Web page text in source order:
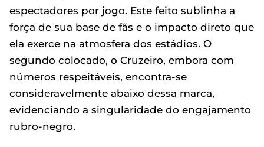
espectadores por jogo. Este feito sublinha a
força de sua base de fãs e o impacto direto que
ela exerce na atmosfera dos estádios. O
segundo colocado, o Cruzeiro, embora com
números respeitáveis, encontra-se
consideravelmente abaixo dessa marca,
evidenciando a singularidade do engajamento
rubro-negro.